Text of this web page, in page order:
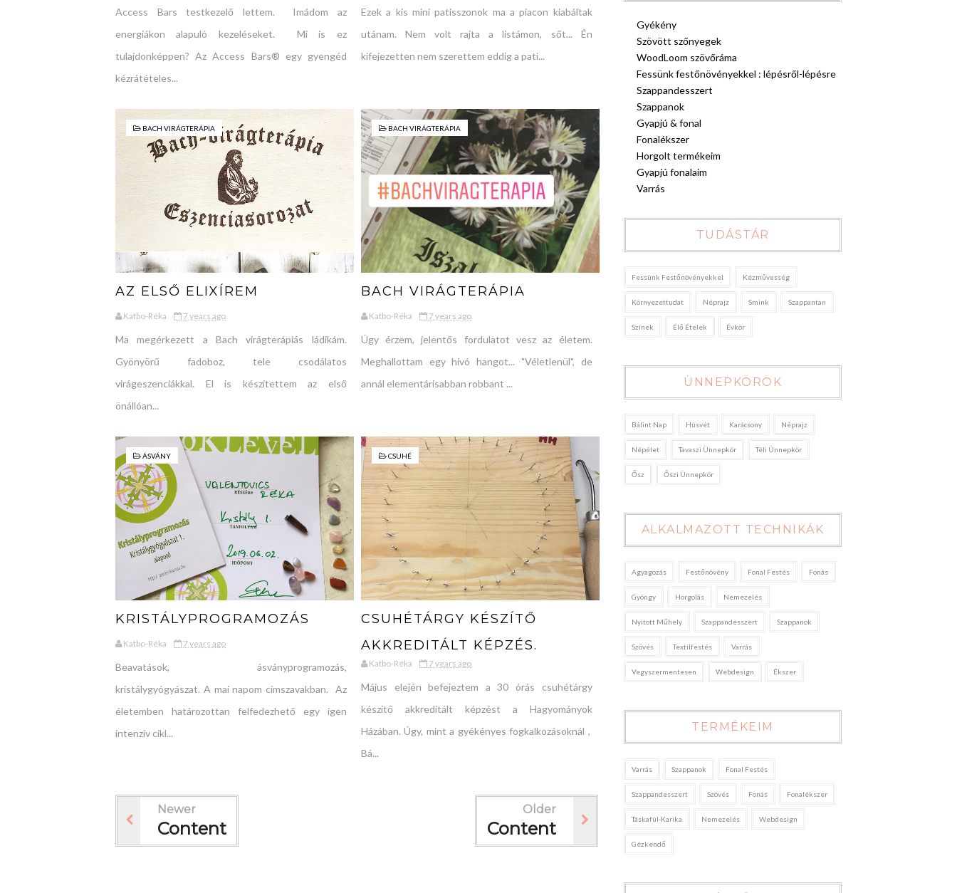
Access Bars testkezelő lettem. Imádom az
energiákon alapuló kezeléseket. Mi is ez
tulajdonképpen? Az Access Bars® egy gyengéd
kézrátételes...
Ezek a kis mini patisszonok ma a piacon kiabáltak
utánam. Nem volt rajta a listámon, sőt... Én
kifejezetten nem szerettem eddig a pati...
BACH VIRÁGTERÁPIA
AZ ELSŐ ELIXÍREM
Katbo-Réka 7 years ago
Ma megérkezett a Bach virágterápiás ládikám.
Gyönyörű fadoboz, tele csodálatos
virágeszenciákkal. El is készítettem az első
önállóan...
BACH VIRÁGTERÁPIA
BACH VIRÁGTERÁPIA
Katbo-Réka 7 years ago
Úgy érzem, jelentős fordulatot vesz az életem.
Meghallottam egy hívó hangot... "Véletlenül", de
annál elementárisabban robbant ...
ÁSVÁNY
KRISTÁLYPROGRAMOZÁS
Katbo-Réka 7 years ago
Beavatások, ásványprogramozás,
kristálygyógyászat. A mai napom címszavakban. Az
életemben határozottan felfedezhető egy igen
intenzív cikl...
CSUHÉ
CSUHÉTÁRGY KÉSZÍTŐ
AKKREDITÁLT KÉPZÉS.
Katbo-Réka 7 years ago
Május elején befejeztem a 30 órás csuhétárgy
készítő akkreditált képzést a Hagyományok
Házában. Úgy, mint a gyékényes fogkalkozásoknál ,
Bá...
Newer
Content
Older
Content
Gyékény
Szövött szőnyegek
WoodLoom szövőráma
Fessünk festőnövényekkel : lépésről-lépésre
Szappandesszert
Szappanok
Gyapjú & fonal
Fonalékszer
Horgolt termékeim
Gyapjú fonalaim
Varrás
TUDÁSTÁR
Fessünk Festőnövényekkel Kézművesség
Környezettudat Néprajz Smink Szappantan
Színek Élő Ételek Évkör
ÜNNEPKÖRÖK
Bálint Nap Húsvét Karácsony Néprajz
Népélet Tavaszi Ünnepkör Téli Ünnepkör
Ősz Őszi Ünnepkör
ALKALMAZOTT TECHNIKÁK
Agyagozás Festőnövény Fonal Festés Fonás
Gyöngy Horgolás Nemezelés
Nyitott Műhely Szappandesszert Szappanok
Szövés Textilfestés Varrás
Vegyszermentesen Webdesign Ékszer
TERMÉKEIM
Varrás Szappanok Fonal Festés
Szappandesszert Szövés Fonás Fonalékszer
Táskafül-Karika Nemezelés Webdesign
Gézkendő